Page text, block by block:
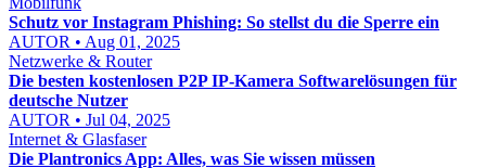
Schutz vor Instagram Phishing: So stellst du die Sperre ein
AUTOR • Aug 01, 2025
Netzwerke & Router
Die besten kostenlosen P2P IP-Kamera Softwarelösungen für
deutsche Nutzer
AUTOR • Jul 04, 2025
Internet & Glasfaser
Die Plantronics App: Alles, was Sie wissen müssen